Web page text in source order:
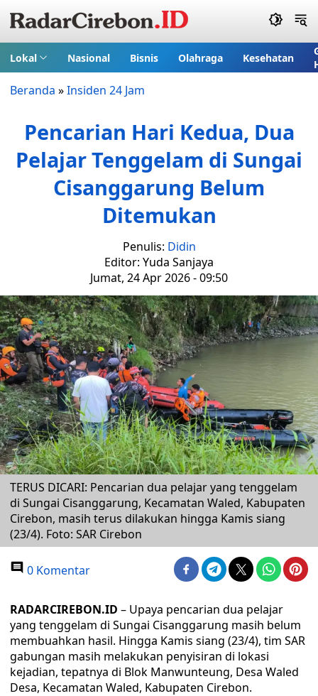
Lokal Nasional Bisnis Olahraga Kesehatan
Beranda »Insiden 24 Jam
Pencarian Hari Kedua, Dua
Pelajar Tenggelam di Sungai
Cisanggarung Belum
Ditemukan
Penulis: Didin
Editor: Yuda Sanjaya
Jumat, 24 Apr 2026 - 09:50
TERUS DICARI: Pencarian dua pelajar yang tenggelam
di Sungai Cisanggarung, Kecamatan Waled, Kabupaten
Cirebon, masih terus dilakukan hingga Kamis siang
(23/4). Foto: SAR Cirebon
0 Komentar
RADARCIREBON.ID – Upaya pencarian dua pelajar
yang tenggelam di Sungai Cisanggarung masih belum
membuahkan hasil. Hingga Kamis siang (23/4), tim SAR
gabungan masih melakukan penyisiran di lokasi
kejadian, tepatnya di Blok Manwunteung, Desa Waled
Desa, Kecamatan Waled, Kabupaten Cirebon.